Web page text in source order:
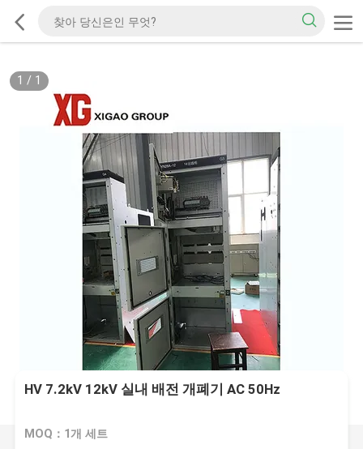
1 / 1
HV 7.2kV 12kV 실내 배전 개폐기 AC 50Hz
MOQ：1개 세트